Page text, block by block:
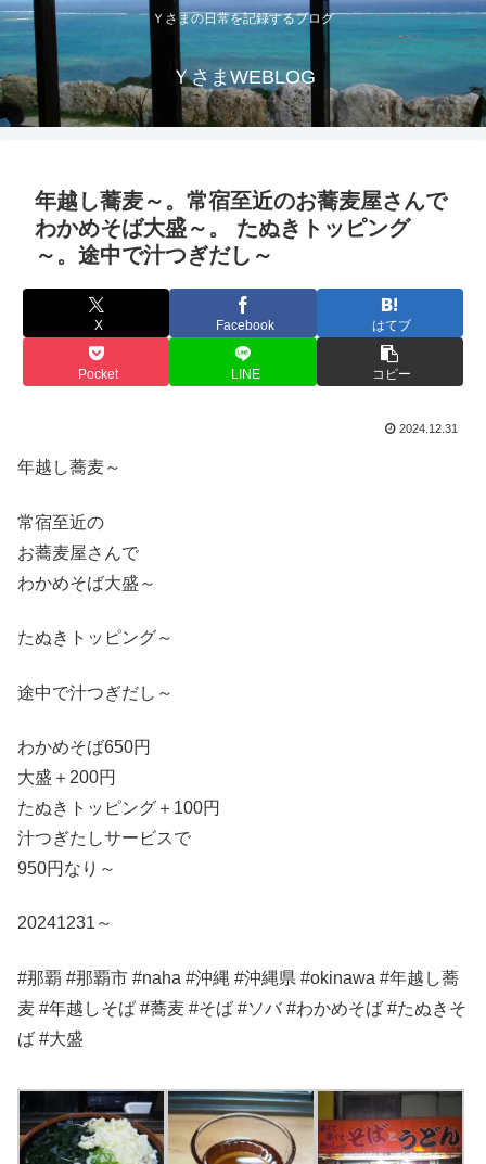
Ｙさまの日常を記録するブログ
ＹさまWEBLOG
年越し蕎麦～。常宿至近のお蕎麦屋さんで
わかめそば大盛～。 たぬきトッピング
～。途中で汁つぎだし～
X Facebook はてブ
Pocket LINE コピー
2024.12.31
年越し蕎麦～
常宿至近の
お蕎麦屋さんで
わかめそば大盛～
たぬきトッピング～
途中で汁つぎだし～
わかめそば650円
大盛＋200円
たぬきトッピング＋100円
汁つぎたしサービスで
950円なり～
20241231～
#那覇 #那覇市 #naha #沖縄 #沖縄県 #okinawa #年越し蕎
麦 #年越しそば #蕎麦 #そば #ソバ #わかめそば #たぬきそ
ば #大盛